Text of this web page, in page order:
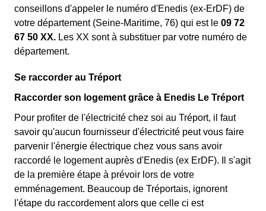
conseillons d'appeler le numéro d'Enedis (ex-ErDF) de
votre département (Seine-Maritime, 76) qui est le 09 72
67 50 XX. Les XX sont à substituer par votre numéro de
département.
Se raccorder au Tréport
Raccorder son logement grâce à Enedis Le Tréport
Pour profiter de l'électricité chez soi au Tréport, il faut
savoir qu'aucun fournisseur d'électricité peut vous faire
parvenir l'énergie électrique chez vous sans avoir
raccordé le logement auprès d'Enedis (ex ErDF). Il s'agit
de la première étape à prévoir lors de votre
emménagement. Beaucoup de Tréportais, ignorent
l'étape du raccordement alors que celle ci est